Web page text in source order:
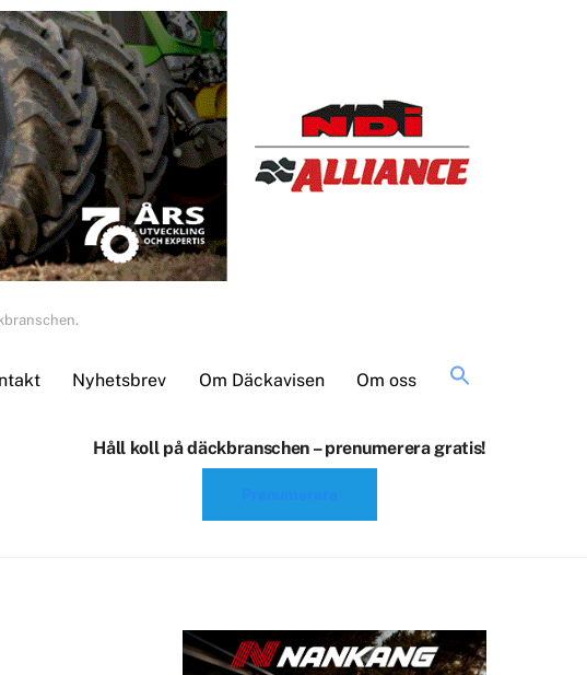
Nyhetsbrev Om Däckavisen Om oss
Håll koll på däckbranschen – prenumerera gratis!